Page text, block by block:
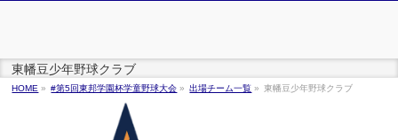
東幡豆少年野球クラブ
HOME » #第5回東邦学園杯学童野球大会 » 出場チーム一覧 » 東幡豆少年野球クラブ